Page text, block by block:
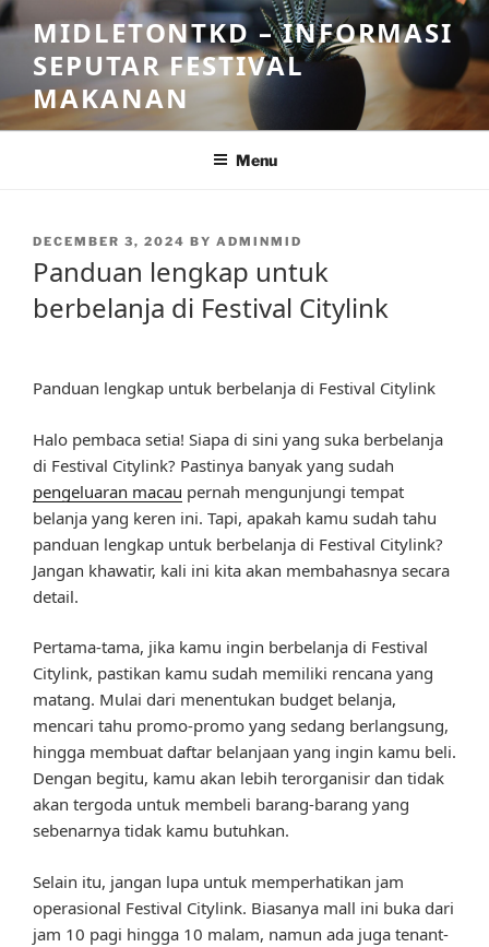
Skip
to
content
MIDLETONTKD – INFORMASI
SEPUTAR FESTIVAL
MAKANAN
Menu
POSTED
DECEMBER 3, 2024 BY ADMINMID
Panduan lengkap untuk
berbelanja di Festival Citylink
Panduan lengkap untuk berbelanja di Festival Citylink
Halo pembaca setia! Siapa di sini yang suka berbelanja
di Festival Citylink? Pastinya banyak yang sudah
pengeluaran macau pernah mengunjungi tempat
belanja yang keren ini. Tapi, apakah kamu sudah tahu
panduan lengkap untuk berbelanja di Festival Citylink?
Jangan khawatir, kali ini kita akan membahasnya secara
detail.
Pertama-tama, jika kamu ingin berbelanja di Festival
Citylink, pastikan kamu sudah memiliki rencana yang
matang. Mulai dari menentukan budget belanja,
mencari tahu promo-promo yang sedang berlangsung,
hingga membuat daftar belanjaan yang ingin kamu beli.
Dengan begitu, kamu akan lebih terorganisir dan tidak
akan tergoda untuk membeli barang-barang yang
sebenarnya tidak kamu butuhkan.
Selain itu, jangan lupa untuk memperhatikan jam
operasional Festival Citylink. Biasanya mall ini buka dari
jam 10 pagi hingga 10 malam, namun ada juga tenant-